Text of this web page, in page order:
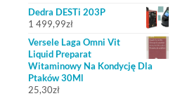
Dedra DESTi 203P
1 499,99zł
Versele Laga Omni Vit
Liquid Preparat
Witaminowy Na Kondycję Dla
Ptaków 30Ml
25,30zł